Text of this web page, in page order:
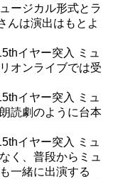
ージカル形式とラ
んは演出はもとよ
イヤー突入 ミュ
オンライブでは受
イヤー突入 ミュ
読劇のように台本
イヤー突入 ミュ
く、普段からミュ
一緒に出演する